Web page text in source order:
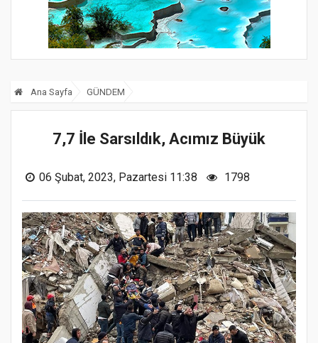
Ana Sayfa GÜNDEM
7,7 İle Sarsıldık, Acımız Büyük
06 Şubat, 2023, Pazartesi 11:38 1798